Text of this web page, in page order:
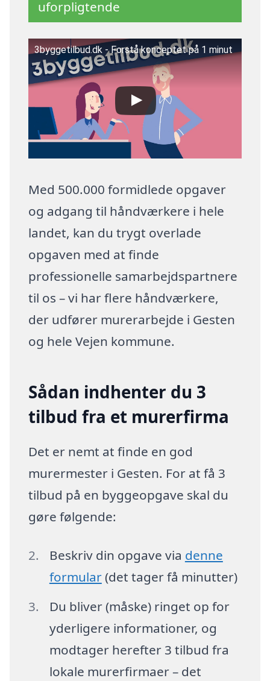
uforpligtende
3byggetilbud.dk - Forstå konceptet på 1 minut
Med 500.000 formidlede opgaver
og adgang til håndværkere i hele
landet, kan du trygt overlade
opgaven med at finde
professionelle samarbejdspartnere
til os – vi har flere håndværkere,
der udfører murerarbejde i Gesten
og hele Vejen kommune.
Sådan indhenter du 3
tilbud fra et murerfirma
Det er nemt at finde en god
murermester i Gesten. For at få 3
tilbud på en byggeopgave skal du
gøre følgende:
Beskriv din opgave via denne
formular(det tager få minutter)
Du bliver (måske) ringet op for
yderligere informationer, og
modtager herefter 3 tilbud fra
lokale murerfirmaer – det